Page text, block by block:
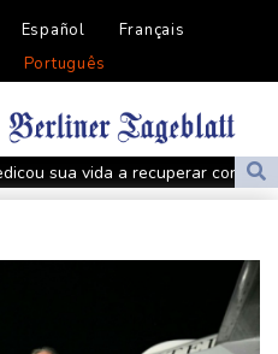
Español
Français
Português
sua vida a recuperar corpos
com a Itália após crise